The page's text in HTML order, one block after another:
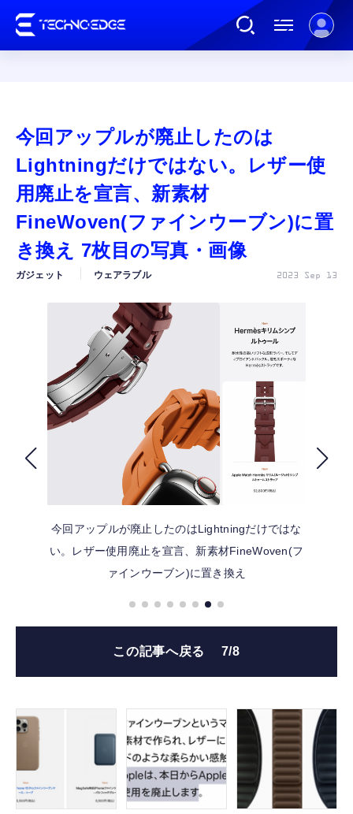
AI
ガジェット
ゲーム
カルチャー
公式ストア
FOLLOW US
今回アップルが廃止したのは
Lightningだけではない。レザー使
用廃止を宣言、新素材
FineWoven(ファインウーブン)に置
き換え 7枚目の写真・画像
ガジェット ウェアラブル 2023 Sep 13
今回アップルが廃止したのはLightningだけではな
い。レザー使用廃止を宣言、新素材FineWoven(フ
ァインウーブン)に置き換え
この記事へ戻る 7/8